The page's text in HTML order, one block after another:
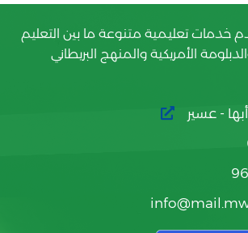
خدمات تعليمية متنوعة ما بين التعليم
الأمريكية والمنهج البريطاني
- عسير